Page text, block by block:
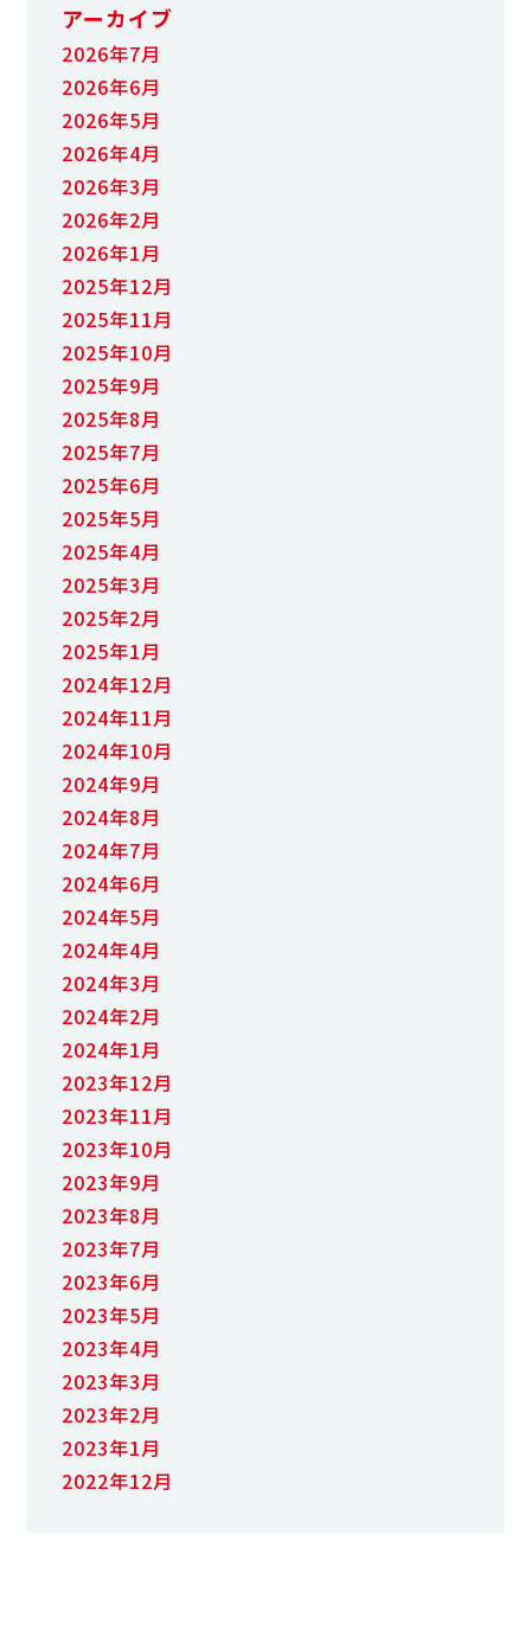
アーカイブ
2026年7月
2026年6月
2026年5月
2026年4月
2026年3月
2026年2月
2026年1月
2025年12月
2025年11月
2025年10月
2025年9月
2025年8月
2025年7月
2025年6月
2025年5月
2025年4月
2025年3月
2025年2月
2025年1月
2024年12月
2024年11月
2024年10月
2024年9月
2024年8月
2024年7月
2024年6月
2024年5月
2024年4月
2024年3月
2024年2月
2024年1月
2023年12月
2023年11月
2023年10月
2023年9月
2023年8月
2023年7月
2023年6月
2023年5月
2023年4月
2023年3月
2023年2月
2023年1月
2022年12月